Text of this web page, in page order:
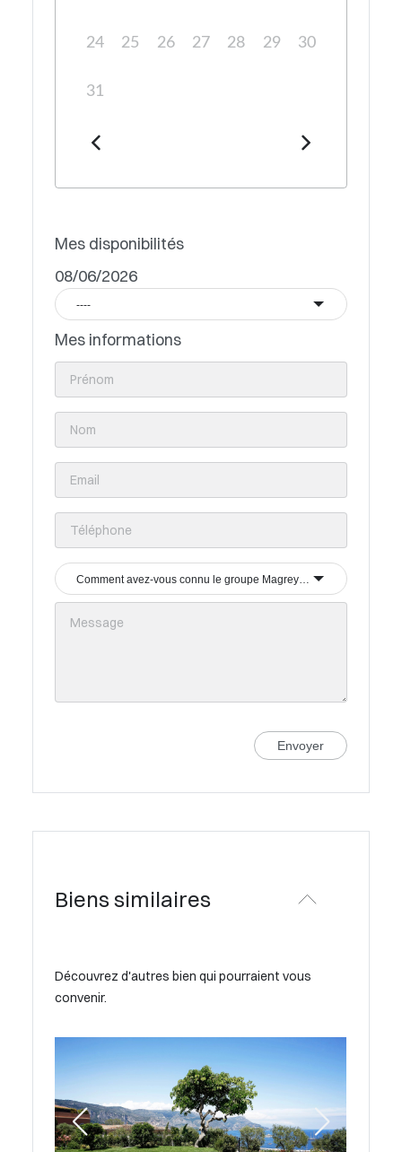
24 25 26 27 28 29 30
31
Mes disponibilités
08/06/2026
----
Mes informations
Comment avez-vous connu le groupe Magrey & Sons ?
Envoyer
Biens similaires
Découvrez d'autres bien qui pourraient vous
convenir.